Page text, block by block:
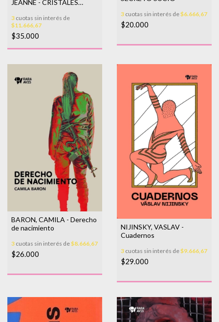
JEANNE - CRISTALES
METAFORAS QUE C
3 cuotas sin interés de
$11.666,67
$35.000
3 cuotas sin interés de$6.666,67
$20.000
BARON, CAMILA - Derecho
de nacimiento
3 cuotas sin interés de$8.666,67
$26.000
NIJINSKY, VASLAV -
Cuadernos
3 cuotas sin interés de$9.666,67
$29.000